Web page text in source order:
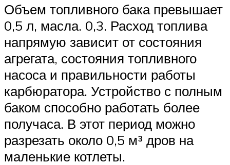
Объем топливного бака превышает
0,5 л, масла. 0,3. Расход топлива
напрямую зависит от состояния
агрегата, состояния топливного
насоса и правильности работы
карбюратора. Устройство с полным
баком способно работать более
получаса. В этот период можно
разрезать около 0,5 м³ дров на
маленькие котлеты.